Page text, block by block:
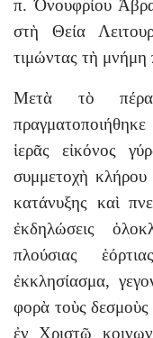
π. Ὀνουφρίου
στὴ Θεία
τιμώντας τὴ
Μετὰ τὸ
ἱερᾶς εἰκόνος
συμμετοχὴ
κατάνυξης καὶ
ἐκδηλώσεις
πλούσιας
ἐκκλησίασμα,
φορὰ τοὺς δεσμοὺς
ἐν Χριστῷ